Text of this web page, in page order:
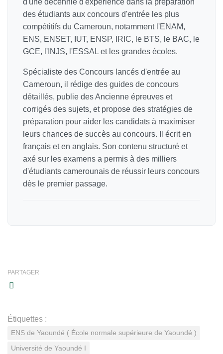
d'une décennie d'expérience dans la préparation
des étudiants aux concours d'entrée les plus
compétitifs du Cameroun, notamment l'ENAM,
ENS, ENSET, IUT, ENSP, IRIC, le BTS, le BAC, le
GCE, l'INJS, l'ESSAL et les grandes écoles.
Spécialiste des Concours lancés d'entrée au
Cameroun, il rédige des guides de concours
détaillés, publie des Ancienne épreuves et
corrigés des sujets, et propose des stratégies de
préparation pour aider les candidats à maximiser
leurs chances de succès au concours. Il écrit en
français et en anglais. Son contenu structuré et
axé sur les examens a permis à des milliers
d'étudiants camerounais de réussir leurs concours
dès le premier passage.
PARTAGER
Étiquettes :
ENS de Yaoundé ( École normale supérieure de Yaoundé )
Université de Yaoundé I